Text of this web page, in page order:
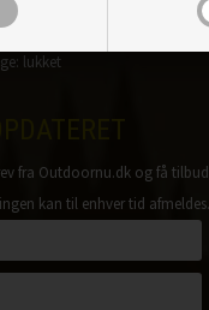
lukket
fra Outdoornu.dk og få
kan til enhver tid afmeldes.